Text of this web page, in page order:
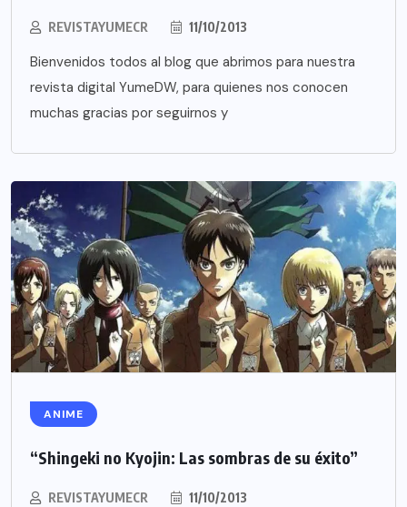
REVISTAYUMECR 11/10/2013
Bienvenidos todos al blog que abrimos para nuestra
revista digital YumeDW, para quienes nos conocen
muchas gracias por seguirnos y
ANIME
“Shingeki no Kyojin: Las sombras de su éxito”
REVISTAYUMECR 11/10/2013